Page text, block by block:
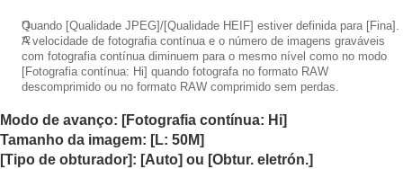
*1
Quando [Qualidade JPEG]/[Qualidade HEIF] estiver definida para [Fina] .
*2
A velocidade de fotografia contínua e o número de imagens graváveis
com fotografia contínua diminuem para o mesmo nível como no modo
[Fotografia contínua: Hi] quando fotografa no formato RAW
descomprimido ou no formato RAW comprimido sem perdas.
Modo de avanço: [Fotografia contínua: Hi]
Tamanho da imagem: [L: 50M]
[Tipo de obturador]: [Auto] ou [Obtur. eletrón.]